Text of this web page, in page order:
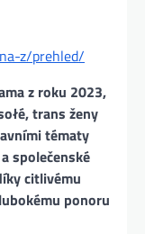
z/prehled/
z roku 2023,
trans ženy
tématy
společenské
citlivému
ponoru